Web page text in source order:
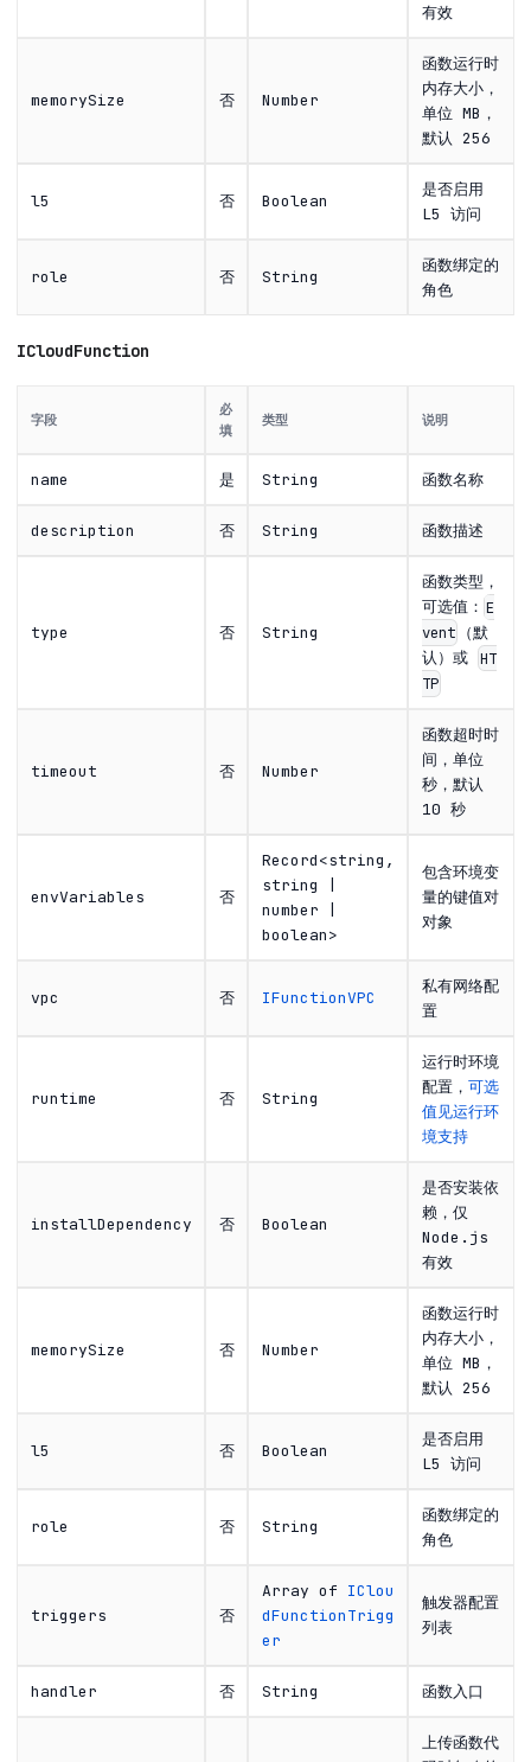
有效
memorySize 否 Number
函数运行时
内存大小，
单位 MB，
默认 256
l5 否 Boolean
是否启用
L5 访问
role 否 String
函数绑定的
角色
ICloudFunction
字段
必
填
类型 说明
name 是 String 函数名称
description 否 String 函数描述
type 否 String
函数类型，
可选值： E
vent
（默
认）或
HT
TP
timeout 否 Number
函数超时时
间，单位
秒，默认
10 秒
envVariables 否
Record<string,
string |
number |
boolean>
包含环境变
量的键值对
对象
vpc 否 IFunctionVPC
私有网络配
置
runtime 否 String
运行时环境
配置， 可选
值见运行环
境支持
installDependency 否 Boolean
是否安装依
赖，仅
Node.js
有效
memorySize 否 Number
函数运行时
内存大小，
单位 MB，
默认 256
l5 否 Boolean
是否启用
L5 访问
role 否 String
函数绑定的
角色
triggers 否
Array of IClou
dFunctionTrigg
er
触发器配置
列表
handler 否 String 函数入口
上传函数代